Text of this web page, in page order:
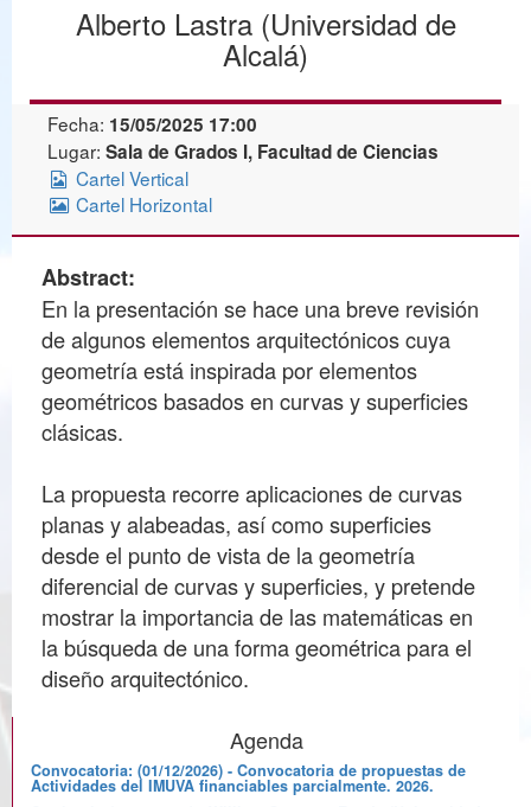
Alberto Lastra (Universidad de
Alcalá)
Fecha: 15/05/2025 17:00
Lugar: Sala de Grados I, Facultad de Ciencias
Cartel Vertical
Cartel Horizontal
Abstract:
En la presentación se hace una breve revisión
de algunos elementos arquitectónicos cuya
geometría está inspirada por elementos
geométricos basados en curvas y superficies
clásicas.
La propuesta recorre aplicaciones de curvas
planas y alabeadas, así como superficies
desde el punto de vista de la geometría
diferencial de curvas y superficies, y pretende
mostrar la importancia de las matemáticas en
la búsqueda de una forma geométrica para el
diseño arquitectónico.
Agenda
Convocatoria: (01/12/2026) - Convocatoria de propuestas de
Actividades del IMUVA financiables parcialmente. 2026.